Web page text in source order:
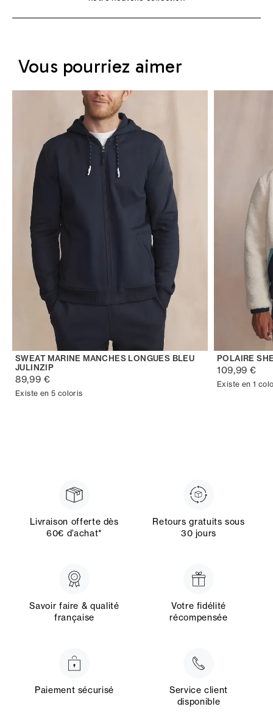
Vous pourriez aimer
SWEAT MARINE MANCHES LONGUES BLEU
JULINZIP
89,99 €
Existe en 5 coloris
POLAIRE
109,99 €
Existe en 1
Livraison offerte dès
60€ d’achat*
Retours gratuits sous
30 jours
Savoir faire & qualité
française
Votre fidélité
récompensée
Paiement sécurisé
Service client
disponible